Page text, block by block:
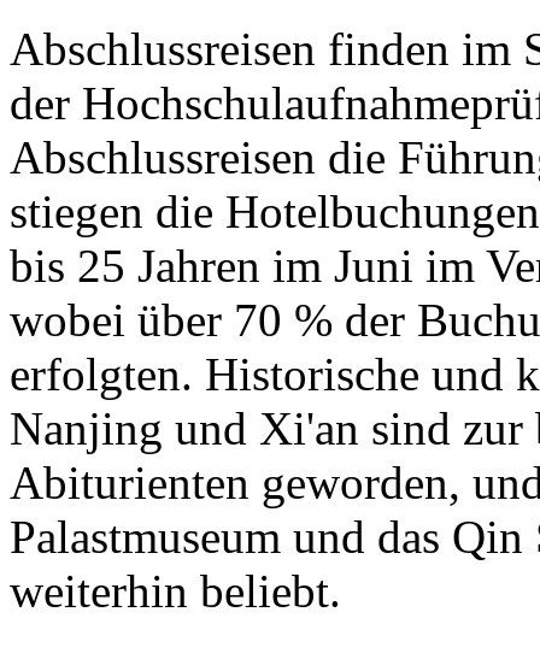
Abschlussreisen finden im
der
Abschlussreisen die
stiegen die
bis 25 Jahren im Juni im
wobei über 70 % der
erfolgten. Historische und
Nanjing und Xi'an sind zur
Abiturienten geworden,
Palastmuseum und das
weiterhin beliebt.